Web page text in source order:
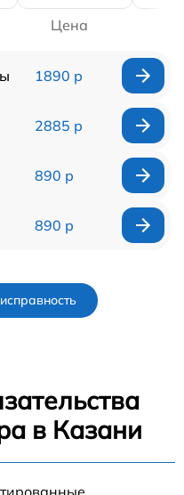
Цена
1890 р
2885 р
890 р
890 р
в Казани